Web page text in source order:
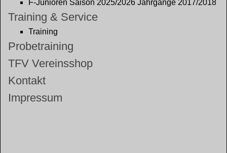
F-Junioren Saison 2025/2026 Jahrgänge 2017/2018
Training & Service
Training
Probetraining
TFV Vereinsshop
Kontakt
Impressum